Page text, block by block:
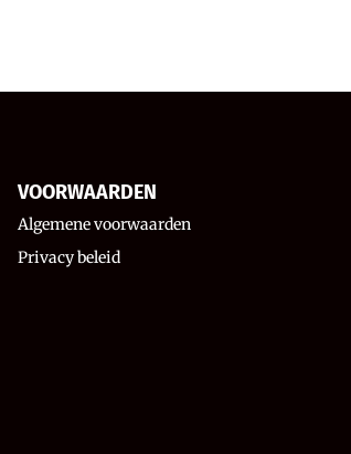
VOORWAARDEN
Algemene voorwaarden
Privacy beleid